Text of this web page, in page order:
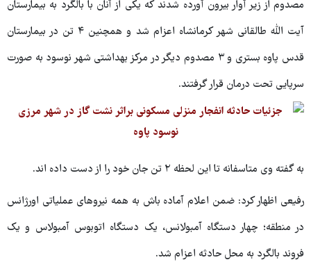
مصدوم از زیر آوار بیرون آورده شدند که یکی از آنان با بالگرد به بیمارستان
آیت الله طالقانی شهر کرمانشاه اعزام شد و همچنین ۴ تن در بیمارستان
قدس پاوه بستری و ۳ مصدوم دیگر در مرکز بهداشتی شهر نوسود به صورت
سرپایی تحت درمان قرار گرفتند.
به گفته وی متاسفانه تا این لحظه ۲ تن جان خود را از دست داده اند.
رفیعی اظهار کرد: ضمن اعلام آماده باش به همه نیروهای عملیاتی اورژانس
در منطقه؛ چهار دستگاه آمبولانس، یک دستگاه اتوبوس آمبولاس و یک
فروند بالگرد به محل حادثه اعزام شد.